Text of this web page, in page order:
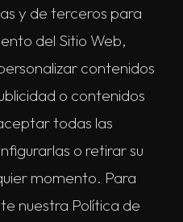
y de terceros para
del Sitio Web,
contenidos
o contenidos
todas las
o retirar su
momento. Para
nuestra Política de